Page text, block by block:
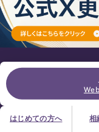
はじめての方へ 相
お知らせ採用サイトプライ
サイトマップ
プライバシーポリシー